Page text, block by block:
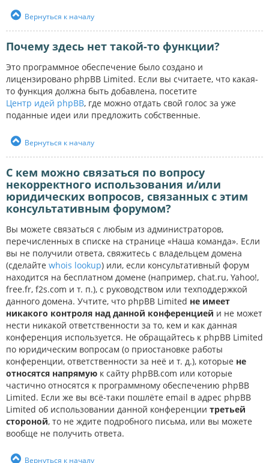
Вернуться к началу
Почему здесь нет такой-то функции?
Это программное обеспечение было создано и
лицензировано phpBB Limited. Если вы считаете, что какая-
то функция должна быть добавлена, посетите
Центр идей phpBB, где можно отдать свой голос за уже
поданные идеи или предложить собственные.
Вернуться к началу
С кем можно связаться по вопросу
некорректного использования и/или
юридических вопросов, связанных с этим
консультативным форумом?
Вы можете связаться с любым из администраторов,
перечисленных в списке на странице «Наша команда». Если
вы не получили ответа, свяжитесь с владельцем домена
(сделайте whois lookup) или, если консультативный форум
находится на бесплатном домене (например, chat.ru, Yahoo!,
free.fr, f2s.com и т. п.), с руководством или техподдержкой
данного домена. Учтите, что phpBB Limited не имеет
никакого контроля над данной конференцией и не может
нести никакой ответственности за то, кем и как данная
конференция используется. Не обращайтесь к phpBB Limited
по юридическим вопросам (о приостановке работы
конференции, ответственности за неё и т. д.), которые не
относятся напрямую к сайту phpBB.com или которые
частично относятся к программному обеспечению phpBB
Limited. Если же вы всё-таки пошлёте email в адрес phpBB
Limited об использовании данной конференции третьей
стороной, то не ждите подробного письма, или вы можете
вообще не получить ответа.
Вернуться к началу